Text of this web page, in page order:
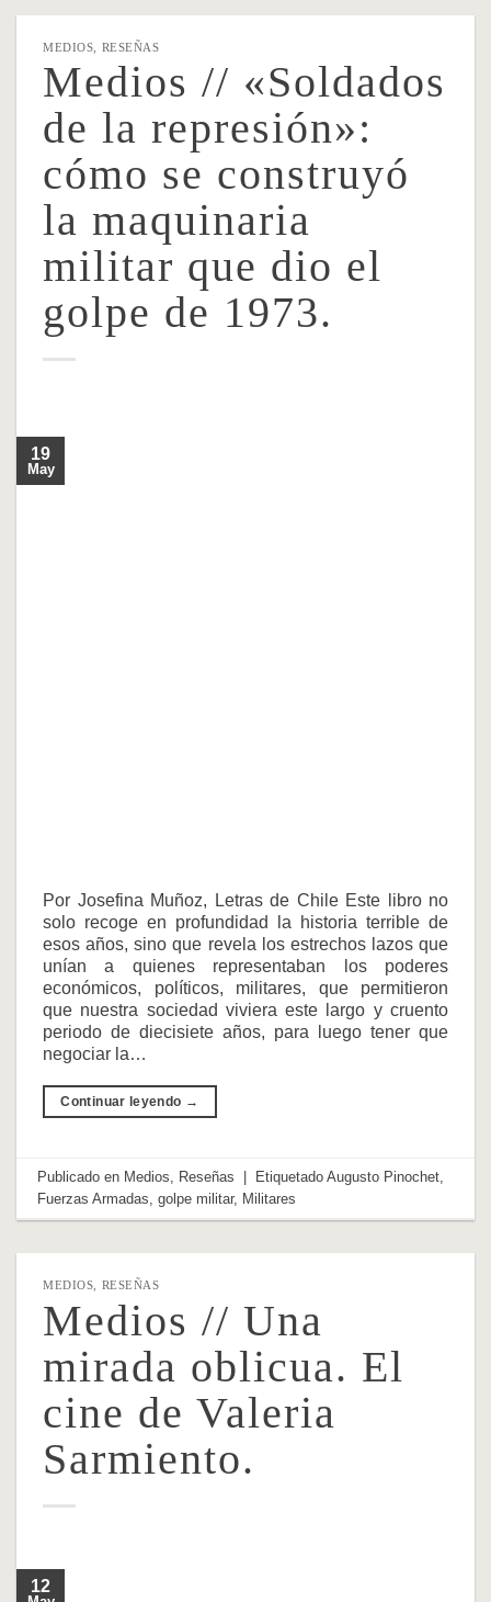
MEDIOS RESEÑAS
Medios // «Soldados
de la represión»:
cómo se construyó
la maquinaria
militar que dio el
golpe de 1973.
19
May
Por Josefina Muñoz, Letras de Chile Este libro no
solo recoge en profundidad la historia terrible de
esos años, sino que revela los estrechos lazos que
unían a quienes representaban los poderes
económicos, políticos, militares, que permitieron
que nuestra sociedad viviera este largo y cruento
periodo de diecisiete años, para luego tener que
negociar la…
Continuar leyendo →
Publicado en Medios Reseñas | EtiquetadoAugusto Pinochet
Fuerzas Armadas ,golpe militar, Militares
MEDIOS RESEÑAS
Medios // Una
mirada oblicua. El
cine de Valeria
Sarmiento.
12